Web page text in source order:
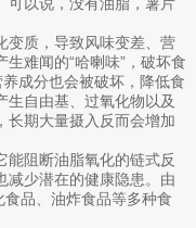
变质，导致风味变差、营
难闻的“哈喇味”，破坏食
成分也会被破坏，降低食
生自由基、过氧化物以及
长期大量摄入反而会增加
能阻断油脂氧化的链式反
减少潜在的健康隐患。由
品、油炸食品等多种食